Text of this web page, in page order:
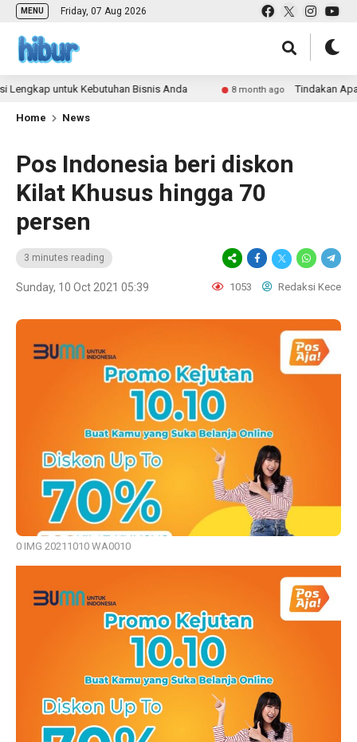
MENU Friday, 07 Aug 2026
untuk Kebutuhan Bisnis Anda 8 month ago Tindakan Apa Saja
Home News
Pos Indonesia beri diskon
Kilat Khusus hingga 70
persen
3 minutes reading
Sunday, 10 Oct 2021 05:39 1053 Redaksi Kece
0 IMG 20211010 WA0010